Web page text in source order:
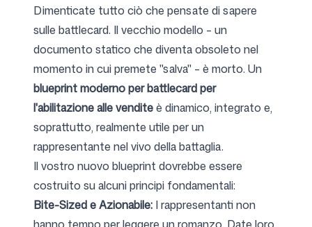
Dimenticate tutto ciò che pensate di sapere
sulle battlecard. Il vecchio modello – un
documento statico che diventa obsoleto nel
momento in cui premete "salva" – è morto. Un
blueprint moderno per battlecard per
l'abilitazione alle venditeè dinamico, integrato e,
soprattutto, realmente utile per un
rappresentante nel vivo della battaglia.
Il vostro nuovo blueprint dovrebbe essere
costruito su alcuni principi fondamentali:
Bite-Sized e Azionabile: I rappresentanti non